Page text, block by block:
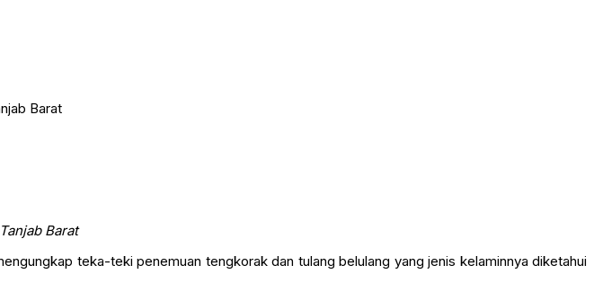
Barat
teka-teki penemuan tengkorak dan tulang belulang yang jenis kelaminnya diketahui